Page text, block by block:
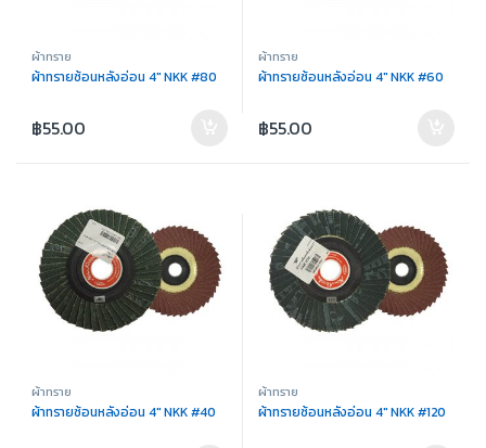
ผ้าทราย
ผ้าทรายซ้อนหลังอ่อน 4″ NKK #80
฿55.00
ผ้าทราย
ผ้าทรายซ้อนหลังอ่อน 4″ NKK #60
฿55.00
ผ้าทราย
ผ้าทรายซ้อนหลังอ่อน 4″ NKK #40
ผ้าทราย
ผ้าทรายซ้อนหลังอ่อน 4″ NKK #120